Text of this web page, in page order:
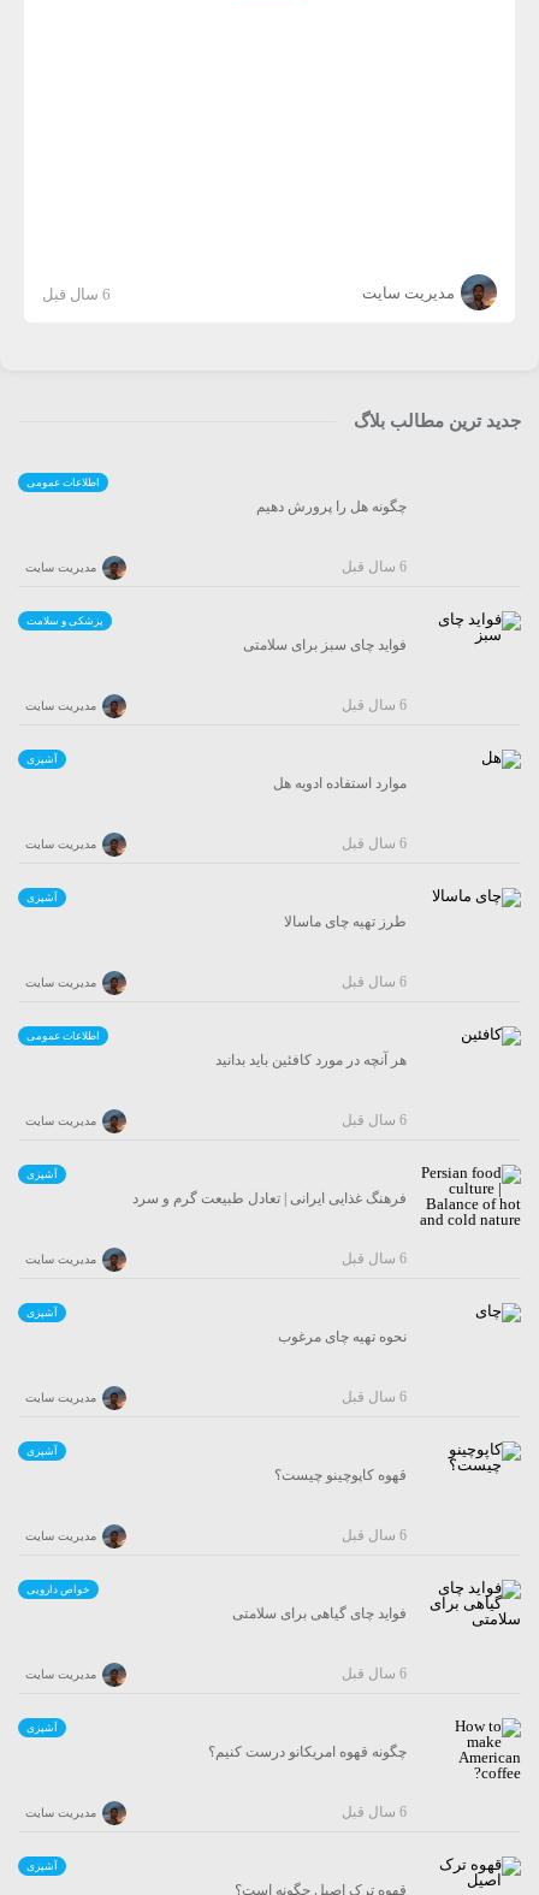
مدیریت سایت 6 سال قبل
جدید ترین مطالب بلاگ
اطلاعات عمومی
چگونه هل را پرورش دهیم
مدیریت سایت 6 سال قبل
پزشکی و سلامت
فواید چای سبز برای سلامتی
مدیریت سایت 6 سال قبل
آشپزی
موارد استفاده ادویه هل
مدیریت سایت 6 سال قبل
آشپزی
طرز تهیه چای ماسالا
مدیریت سایت 6 سال قبل
اطلاعات عمومی
هر آنچه در مورد کافئین باید بدانید
مدیریت سایت 6 سال قبل
آشپزی
فرهنگ غذایی ایرانی | تعادل طبیعت گرم و سرد
مدیریت سایت 6 سال قبل
آشپزی
نحوه تهیه چای مرغوب
مدیریت سایت 6 سال قبل
آشپزی
قهوه کاپوچینو چیست؟
مدیریت سایت 6 سال قبل
خواص دارویی
فواید چای گیاهی برای سلامتی
مدیریت سایت 6 سال قبل
آشپزی
چگونه قهوه امریکانو درست کنیم؟
مدیریت سایت 6 سال قبل
آشپزی
قهوه ترک اصیل چگونه است؟